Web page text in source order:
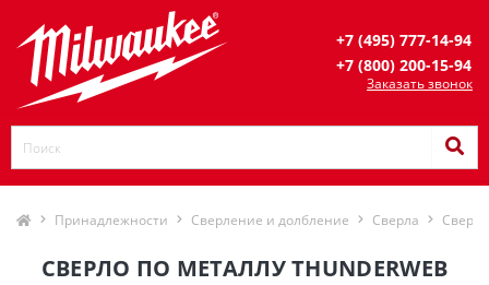
+7 (495) 777-14-94
+7 (800) 200-15-94
Заказать звонок
Принадлежности Сверление и долбление Сверла
СВЕРЛО ПО МЕТАЛЛУ THUNDERWEB